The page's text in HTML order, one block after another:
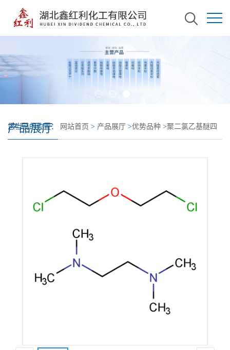
产品展厅
您当前的位置： 网站首页 > 产品展厅 >优势品种 >聚二氯乙基醚四